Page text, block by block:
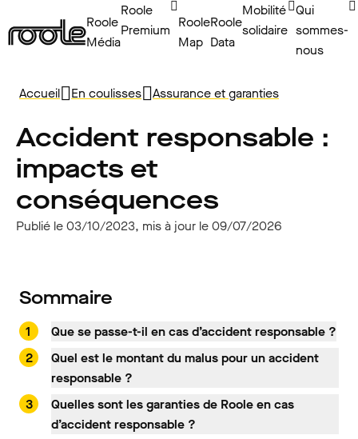
Roole
Média
Roole
Premium Roole
Map
Roole
Data
Mobilité
solidaire
Qui
sommes-
nous
Accueil En coulisses Assurance et garanties
Accident responsable :
impacts et
conséquences
Publié le 03/10/2023, mis à jour le 09/07/2026
Sommaire
Que se passe-t-il en cas d’accident responsable ?
Quel est le montant du malus pour un accident
responsable ?
Quelles sont les garanties de Roole en cas
d’accident responsable ?